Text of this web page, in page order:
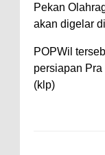
Pekan
akan digelar
POPWil
persiapan
(klp)